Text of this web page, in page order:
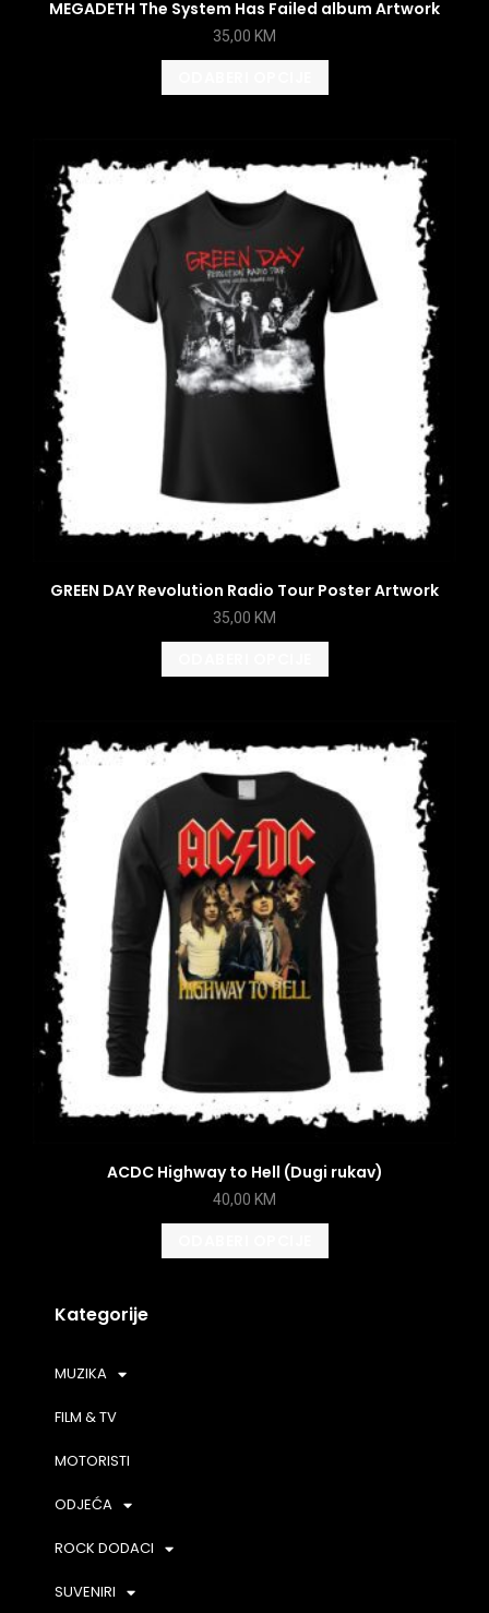
Kategorije
MUZIKA
FILM & TV
MOTORISTI
ODJEĆA
ROCK DODACI
SUVENIRI
MEGADETH The System Has Failed album Artwork
35,00 KM
GREEN DAY Revolution Radio Tour Poster Artwork
35,00 KM
ACDC Highway to Hell (Dugi rukav)
40,00 KM